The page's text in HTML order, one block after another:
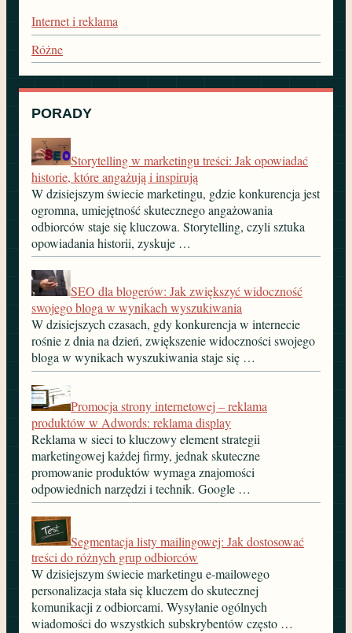
Internet i reklama
Różne
PORADY
Storytelling w marketingu treści: Jak opowiadać
historie, które angażują i inspirują
W dzisiejszym świecie marketingu, gdzie konkurencja jest
ogromna, umiejętność skutecznego angażowania
odbiorców staje się kluczowa. Storytelling, czyli sztuka
opowiadania historii, zyskuje …
SEO dla blogerów: Jak zwiększyć widoczność
swojego bloga w wynikach wyszukiwania
W dzisiejszych czasach, gdy konkurencja w internecie
rośnie z dnia na dzień, zwiększenie widoczności swojego
bloga w wynikach wyszukiwania staje się …
Promocja strony internetowej – reklama
produktów w Adwords: reklama display
Reklama w sieci to kluczowy element strategii
marketingowej każdej firmy, jednak skuteczne
promowanie produktów wymaga znajomości
odpowiednich narzędzi i technik. Google …
Segmentacja listy mailingowej: Jak dostosować
treści do różnych grup odbiorców
W dzisiejszym świecie marketingu e-mailowego
personalizacja stała się kluczem do skutecznej
komunikacji z odbiorcami. Wysyłanie ogólnych
wiadomości do wszystkich subskrybentów często …